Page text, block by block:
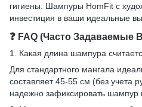
гигиены. Шампуры HomFit с
инвестиция в ваши идеальные
❓ FAQ (Часто Задаваемые
1. Какая длина шампура
Для стандартного мангала
составляет 45-55 см (без учета
надежно зафиксировать шампур